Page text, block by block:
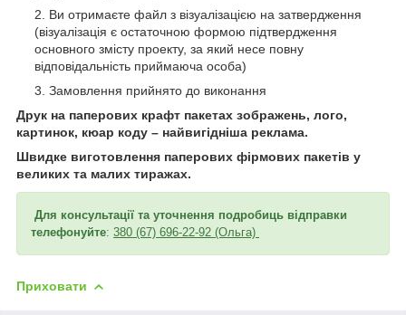
Ви отримаєте файл з візуалізацією на затвердження
(візуалізація є остаточною формою підтвердження
основного змісту проекту, за який несе повну
відповідальність приймаюча особа)
Замовлення прийнято до виконання
Друк на паперових крафт пакетах зображень, лого,
картинок, кюар коду – найвигідніша реклама.
Швидке виготовлення паперових фірмових пакетів у
великих та малих тиражах.
Для консультації та уточнення подробиць відправки
телефонуйте: 380 (67) 696-22-92 (Ольга)
Приховати